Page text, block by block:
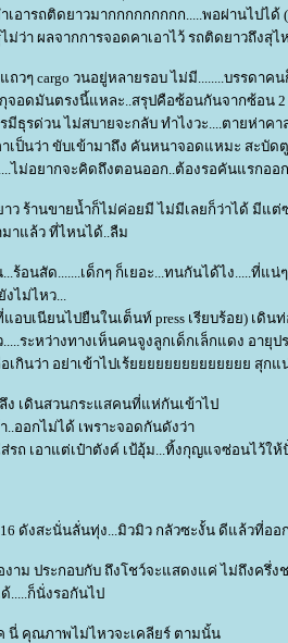
เอารถติดยาวมากกกกกกกกก.....พอผ่านไปได้
ม่ว่า ผลจากการจอดคาเอาไว้ รถติดยาวถึงสุไ
ถวๆ cargo วนอยู่หลายรอบ ไม่มี........บรรดา
จอดมันตรงนี้แหละ..สรุปคือซ้อนกันจากซ้อน 2
มีธุรด่วน ไม่สบายจะกลับ ทำไงวะ....ตายห่า
าเป็นว่า ขับเข้ามาถึง คันหนาจอดแหมะ สะบัด
ไม่อยากจะคิดถึงตอนออก..ต้องรอคันแรกออ
ว ร้านขายน้ำก็ไม่ค่อยมี ไม่มีเลยก็ว่าได้ มีแต่
มาแล้ว ที่ไหนได้..ลืม
ร้อนสัด.......เด็กๆ ก็เยอะ...ทนกันได้ไง.....ที่แน่
งไม่ไหว...
แอบเนียนไปยืนในเต็นท์ press เรียบร้อย) เดิ
ระหว่างทางเห็นคนจูงลูกเด็กเล็กแดง อายุ
เกินว่า อย่าเข้าไปเร้ยยยยยยยยยยยยยย สุก
ง เดินสวนกระแสคนที่แห่กันเข้าไป
..ออกไม่ได้ เพราะจอดกันดังว่า
ส่รถ เอาแต่เป๋าตังค์ เป้อุ้ม...ทิ้งกุญแจซ่อนไว้ใ
16 ดังสะนั่นลั่นทุ่ง...มิวมิว กลัวซะงั้น ดีแล้วที่อ
าม ประกอบกับ ถึงโชว์จะแสดงแค่ ไม่ถึงครึ่ง
.....ก็นั่งรอกันไป
นี่ คุณภาพไม่ไหวจะเคลียร์ ตามนั้น